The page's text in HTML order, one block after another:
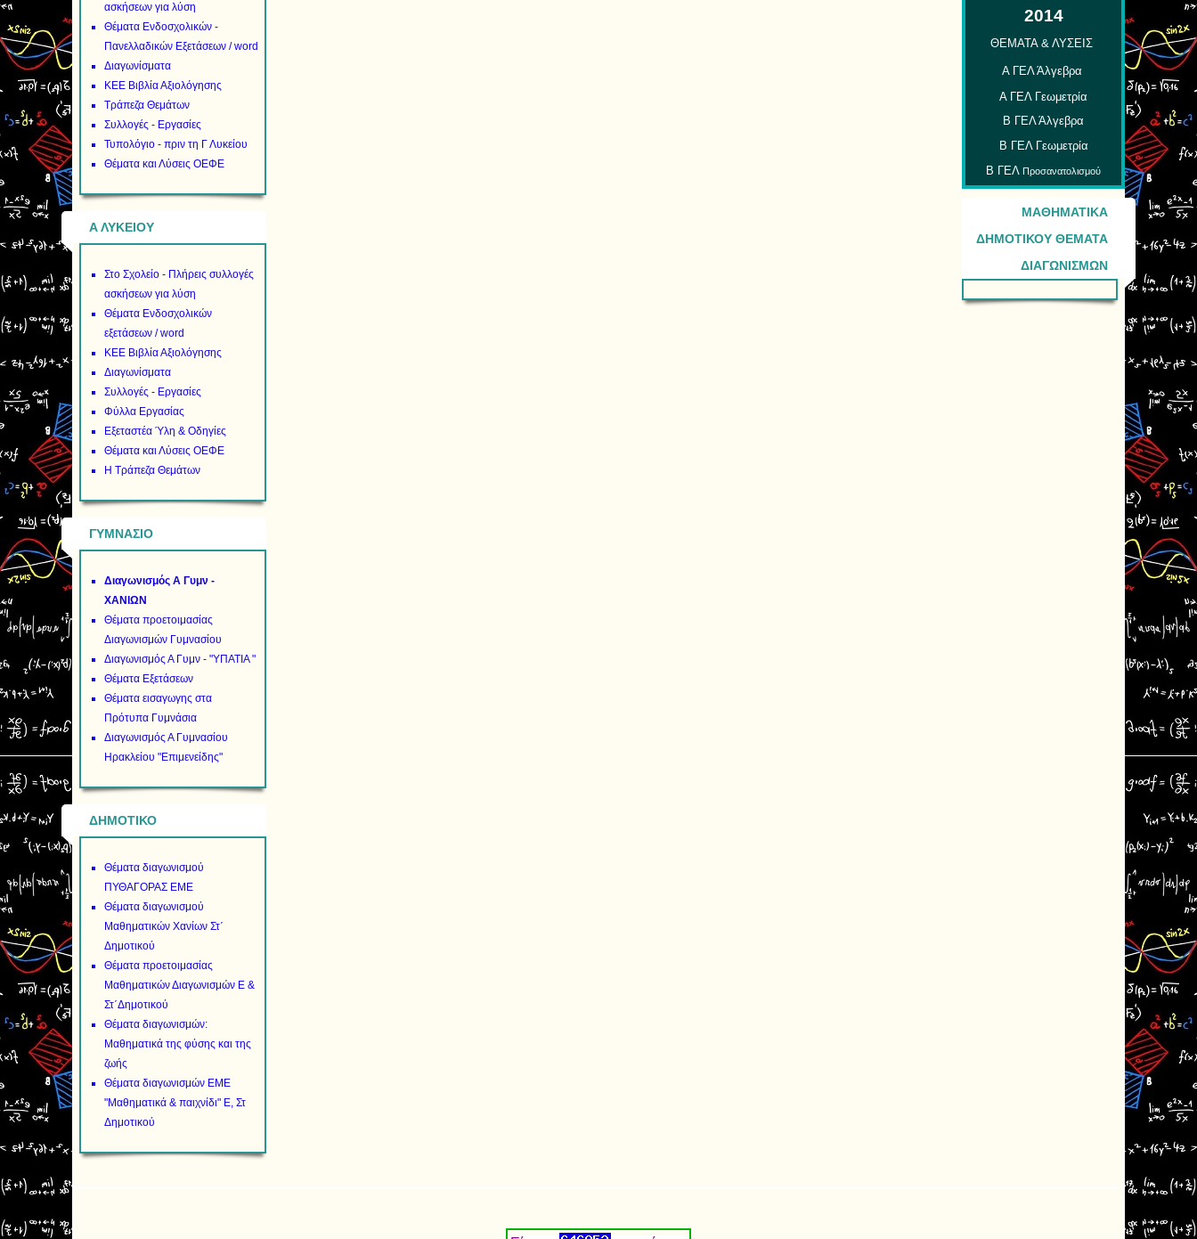
ασκήσεων για λύση
Θέματα Ενδοσχολικών -
Πανελλαδικών Εξετάσεων / word
Διαγωνίσματα
ΚΕΕ Βιβλία Αξιολόγησης
Τράπεζα Θεμάτων
Συλλογές - Εργασίες
Τυπολόγιο - πριν τη Γ Λυκείου
Θέματα και Λύσεις ΟΕΦΕ
Α ΛΥΚΕΙΟΥ
Στο Σχολείο - Πλήρεις συλλογές
ασκήσεων για λύση
Θέματα Ενδοσχολικών
εξετάσεων / word
ΚΕΕ Βιβλία Αξιολόγησης
Διαγωνίσματα
Συλλογές - Εργασίες
Φύλλα Εργασίας
Εξεταστέα Ύλη & Οδηγίες
Θέματα και Λύσεις ΟΕΦΕ
Η Τράπεζα Θεμάτων
ΓΥΜΝΑΣΙΟ
Διαγωνισμός Α Γυμν -
ΧΑΝΙΩΝ
Θέματα προετοιμασίας
Διαγωνισμών Γυμνασίου
Διαγωνισμός Α Γυμν - "ΥΠΑΤΙΑ "
Θέματα Εξετάσεων
Θέματα εισαγωγης στα
Πρότυπα Γυμνάσια
Διαγωνισμός Α Γυμνασίου
Ηρακλείου "Επιμενείδης"
ΔΗΜΟΤΙΚΟ
Θέματα διαγωνισμού
ΠΥΘΑΓΟΡΑΣ ΕΜΕ
Θέματα διαγωνισμού
Μαθηματικών Χανίων Στ΄
Δημοτικού
Θέματα προετοιμασίας
Μαθηματικών Διαγωνισμών Ε &
Στ΄Δημοτικού
Θέματα διαγωνισμών:
Μαθηματικά της φύσης και της
ζωής
Θέματα διαγωνισμών ΕΜΕ
"Μαθηματικά & παιχνίδι" Ε, Στ
Δημοτικού
2014
ΘΕΜΑΤΑ & ΛΥΣΕΙΣ
Α ΓΕΛ Άλγεβρα
Α ΓΕΛ Γεωμετρία
Β ΓΕΛ Άλγεβρα
Β ΓΕΛ Γεωμετρία
Β ΓΕΛΠροσανατολισμού
ΜΑΘΗΜΑΤΙΚΑ
ΔΗΜΟΤΙΚΟΥ ΘΕΜΑΤΑ
ΔΙΑΓΩΝΙΣΜΩΝ